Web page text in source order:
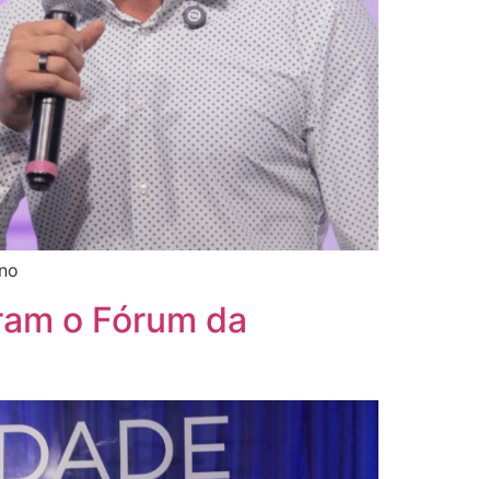
o Fórum da